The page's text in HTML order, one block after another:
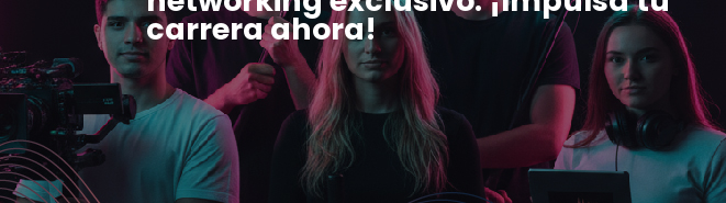
carrera ahora!